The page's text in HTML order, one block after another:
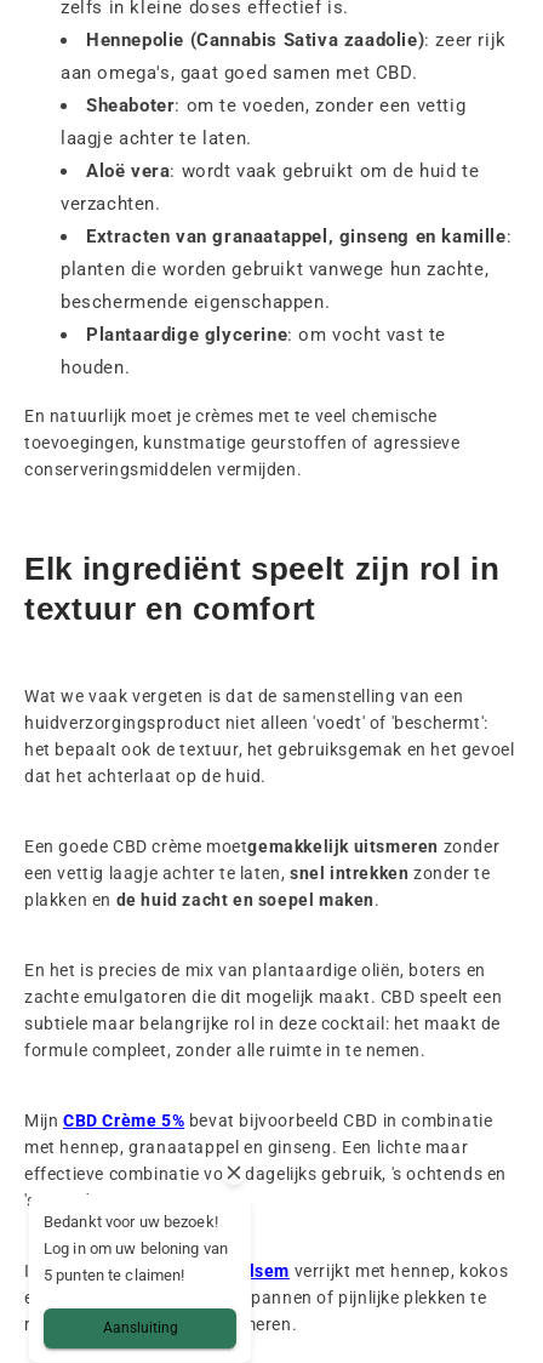
zelfs in kleine doses effectief is.
Hennepolie (Cannabis Sativa zaadolie): zeer rijk
aan omega's, gaat goed samen met CBD.
Sheaboter: om te voeden, zonder een vettig
laagje achter te laten.
Aloë vera: wordt vaak gebruikt om de huid te
verzachten.
Extracten van granaatappel, ginseng en kamille:
planten die worden gebruikt vanwege hun zachte,
beschermende eigenschappen.
Plantaardige glycerine: om vocht vast te
houden.
En natuurlijk moet je crèmes met te veel chemische
toevoegingen, kunstmatige geurstoffen of agressieve
conserveringsmiddelen vermijden.
Elk ingrediënt speelt zijn rol in
textuur en comfort
Wat we vaak vergeten is dat de samenstelling van een
huidverzorgingsproduct niet alleen 'voedt' of 'beschermt':
het bepaalt ook de textuur, het gebruiksgemak en het gevoel
dat het achterlaat op de huid.
Een goede CBD crème moetgemakkelijk uitsmeren zonder
een vettig laagje achter te laten,snel intrekken zonder te
plakken en de huid zacht en soepel maken.
En het is precies de mix van plantaardige oliën, boters en
zachte emulgatoren die dit mogelijk maakt. CBD speelt een
subtiele maar belangrijke rol in deze cocktail: het maakt de
formule compleet, zonder alle ruimte in te nemen.
Mijn CBD Crème 5% bevat bijvoorbeeld CBD in combinatie
met hennep, granaatappel en ginseng. Een lichte maar
effectieve combinatie voor dagelijks gebruik, 's ochtends en
's avonds.
Ik bied ook een30% CBD Balsem verrijkt met hennep, kokos
en bijenwas, perfect om gespannen of pijnlijke plekken te
masseren en de huid te kalmeren.
Bedankt voor uw bezoek!
Log in om uw beloning van
5 punten te claimen!
Aansluiting